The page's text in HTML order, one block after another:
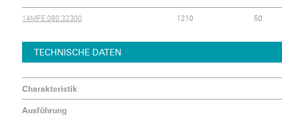
14MFE.080.32300 1210 50
TECHNISCHE DATEN
Charakteristik
Ausführung